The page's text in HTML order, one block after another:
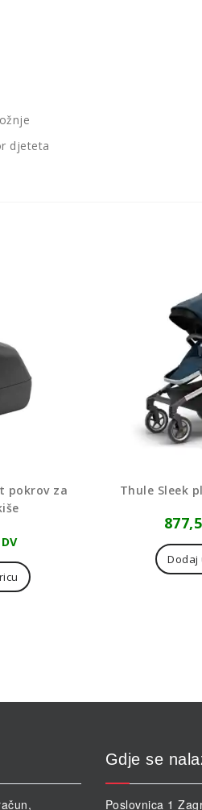
djeteta
pokrov za
Thule Sleek
Dodaj
Gdje se
Poslovnica 1